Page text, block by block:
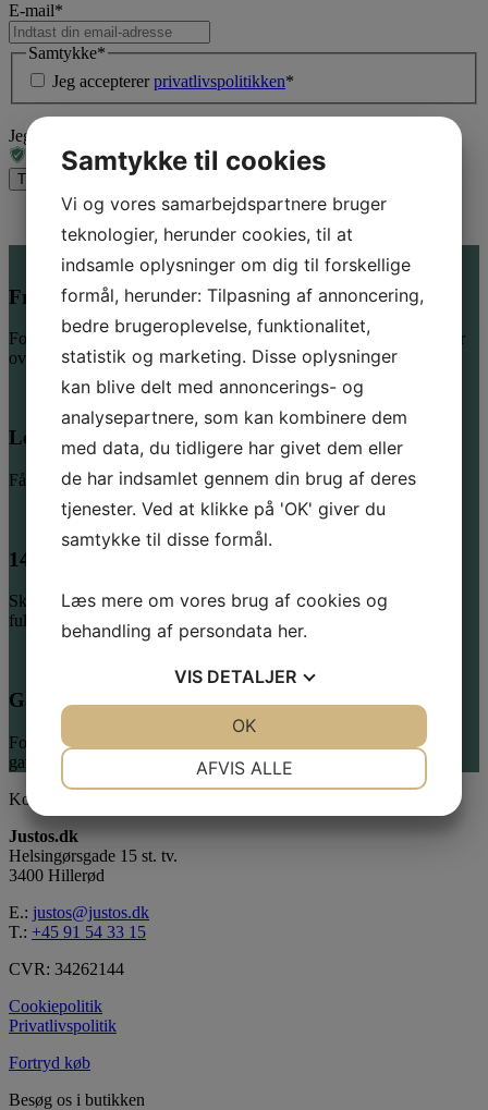
E-mail*
Samtykke*
Jeg accepterer privatlivspolitikken*
Jeg er ikke en robot
Fri fragt over 550 kr.
Forkæl dig selv med lidt ekstra – Vi giver fragten, når du køber for
over 550,-
Levering 2-4 hverdage
Få dine favoritter hurtigt hjem – vi sender inden for 2-4 hverdage
14 dages fuld returret
Skulle en vare ikke være helt som forventet, har du altid 14 dages
fuld returret
Gaveindpakning
Forkæl en du holder af – vi pakker gerne dine køb smukt ind som
gave.
Kontaktinformation
Justos.dk
Helsingørsgade 15 st. tv.
3400 Hillerød
E.: justos@justos.dk
T.: +45 91 54 33 15
CVR: 34262144
Cookiepolitik
Privatlivspolitik
Fortryd køb
Besøg os i butikken
Samtykke til cookies
Vi og vores samarbejdspartnere bruger
teknologier, herunder cookies, til at
indsamle oplysninger om dig til forskellige
formål, herunder: Tilpasning af annoncering,
bedre brugeroplevelse, funktionalitet,
statistik og marketing. Disse oplysninger
kan blive delt med annoncerings- og
analysepartnere, som kan kombinere dem
med data, du tidligere har givet dem eller
de har indsamlet gennem din brug af deres
tjenester. Ved at klikke på 'OK' giver du
samtykke til disse formål.
Læs mere om vores brug af cookies og
behandling af persondata her.
VIS DETALJER
AFVIS ALLE
OK